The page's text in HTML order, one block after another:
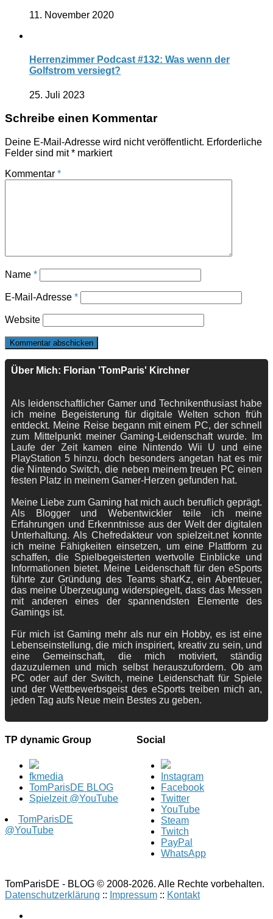
11. November 2020
Herrenzimmer Podcast #132: Was wenn der
Golfstrom versiegt?
25. Juli 2023
Schreibe einen Kommentar
Deine E-Mail-Adresse wird nicht veröffentlicht. Erforderliche
Felder sind mit* markiert
Kommentar *
Name *
E-Mail-Adresse *
Website
Über Mich: Florian 'TomParis' Kirchner
Als leidenschaftlicher Gamer und Technikenthusiast habe
ich meine Begeisterung für digitale Welten schon früh
entdeckt. Meine Reise begann mit einem PC, der schnell
zum Mittelpunkt meiner Gaming-Leidenschaft wurde. Im
Laufe der Zeit kamen eine Nintendo Wii U und eine
PlayStation 5 hinzu, doch besonders angetan hat es mir
die Nintendo Switch, die neben meinem treuen PC einen
festen Platz in meinem Gamer-Herzen gefunden hat.
Meine Liebe zum Gaming hat mich auch beruflich geprägt.
Als Blogger und Webentwickler teile ich meine
Erfahrungen und Erkenntnisse aus der Welt der digitalen
Unterhaltung. Als Chefredakteur von spielzeit.net konnte
ich meine Fähigkeiten einsetzen, um eine Plattform zu
schaffen, die Spielbegeisterten wertvolle Einblicke und
Informationen bietet. Meine Leidenschaft für den eSports
führte zur Gründung des Teams sharKz, ein Abenteuer,
das meine Überzeugung widerspiegelt, dass das Messen
mit anderen eines der spannendsten Elemente des
Gamings ist.
Für mich ist Gaming mehr als nur ein Hobby, es ist eine
Lebenseinstellung, die mich inspiriert, kreativ zu sein, und
eine Gemeinschaft, die mich motiviert, ständig
dazuzulernen und mich selbst herauszufordern. Ob am
PC oder auf der Switch, meine Leidenschaft für Spiele
und der Wettbewerbsgeist des eSports treiben mich an,
jeden Tag aufs Neue mein Bestes zu geben.
TP dynamic Group
fkmedia
TomParisDE BLOG
Spielzeit @YouTube
TomParisDE
@YouTube
Social
Instagram
Facebook
Twitter
YouTube
Steam
Twitch
PayPal
WhatsApp
TomParisDE - BLOG © 2008-2026. Alle Rechte vorbehalten.
Datenschutzerklärung :: Impressum :: Kontakt